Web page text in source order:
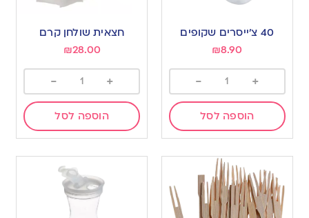
40 צ’ייסרים שקופים
₪8.90
+
-
הוספה לסל
חצאית שולחן קרם
₪28.00
+
-
הוספה לסל